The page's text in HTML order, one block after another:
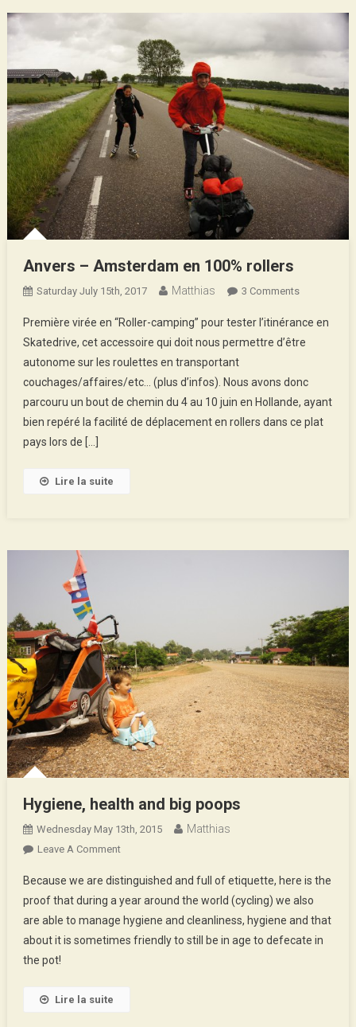
Anvers – Amsterdam en 100% rollers
Saturday July 15th, 2017 Matthias 3 CommentsOn
–
Amsterdam
1003
Rollers
Première virée en “Roller-camping” pour tester l’itinérance en
Skatedrive, cet accessoire qui doit nous permettre d’être
autonome sur les roulettes en transportant
couchages/affaires/etc… (plus d’infos). Nous avons donc
parcouru un bout de chemin du 4 au 10 juin en Hollande, ayant
bien repéré la facilité de déplacement en rollers dans ce plat
pays lors de […]
Lire la suite
Hygiene, health and big poops
Wednesday May 13th, 2015 Matthias
Leave A CommentOn
Health
And
Big
Poops
Because we are distinguished and full of etiquette, here is the
proof that during a year around the world (cycling) we also
are able to manage hygiene and cleanliness, hygiene and that
about it is sometimes friendly to still be in age to defecate in
the pot!
Lire la suite